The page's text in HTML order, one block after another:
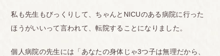
私も先生もびっくりして、ちゃんとNICUのある病院に行った
ほうがいいって言われて、転院することになりました。
個人病院の先生には「あなたの身体じゃ3つ子は無理だから、